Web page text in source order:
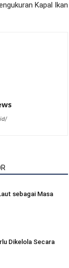
Kapal Ikan
sebagai Masa
Dikelola Secara